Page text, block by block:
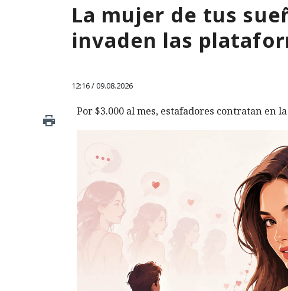
La mujer de tus
invaden las
12:16 / 09.08.2026
Por $3.000 al mes, estafadores contratan en